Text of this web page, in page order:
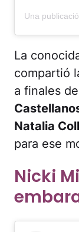
Una
La
compartió
a finales
Natalia Coll
para ese
Nicki